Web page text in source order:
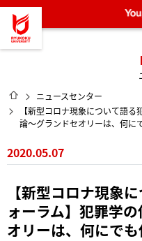
龍谷大学
HOME
ニュースセンター
【新型コロナ現象について語
論〜グランドセオリーは、何に
2020.05.07
【新型コロナ現象
ォーラム】犯罪学
オリーは、何にで